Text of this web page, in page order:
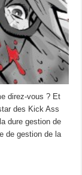
direz-vous ? Et
des Kick Ass
dure gestion de
de gestion de la